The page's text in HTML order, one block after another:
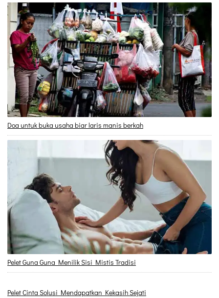
Doa untuk buka usaha biar laris manis berkah
Pelet Guna Guna Menilik Sisi Mistis Tradisi
Pelet Cinta Solusi Mendapatkan Kekasih Sejati